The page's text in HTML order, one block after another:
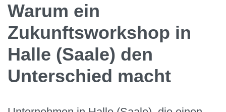
Warum ein
Zukunftsworkshop in
Halle (Saale) den
Unterschied macht